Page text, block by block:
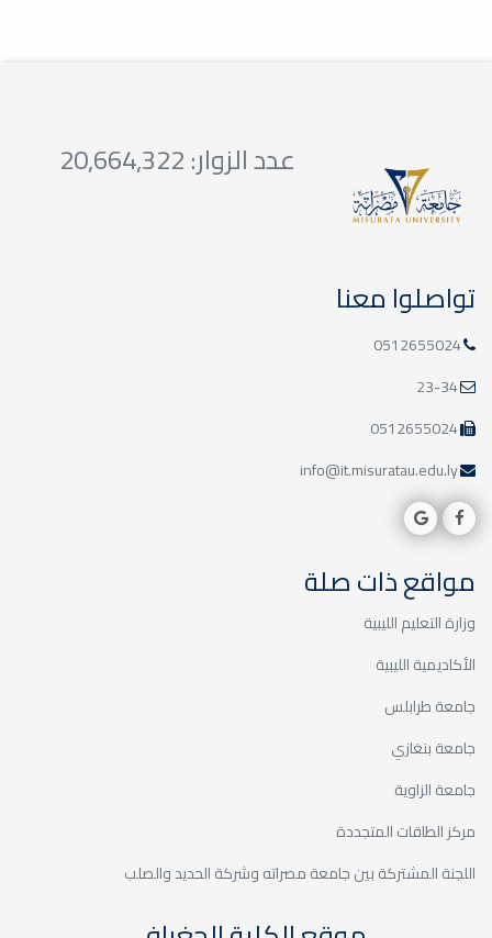
عدد الزوار: 20,664,322
تواصلوا معنا
0512655024
23-34
0512655024
info@it.misuratau.edu.ly
مواقع ذات صلة
وزارة التعليم الليبية
الأكاديمية الليبية
جامعة طرابلس
جامعة بنغازي
جامعة الزاوية
مركز الطاقات المتجددة
اللجنة المشتركة بين جامعة مصراته وشركة الحديد والصلب